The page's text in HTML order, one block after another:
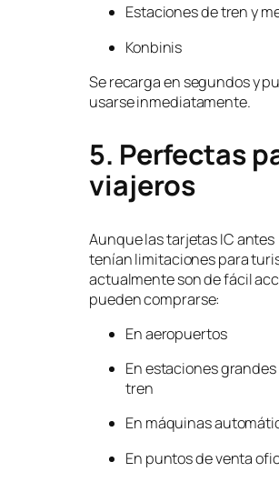
Estaciones de tren y
Konbinis
Se recarga en segundos y
usarse inmediatamente.
5. Perfectas
viajeros
Aunque las tarjetas IC antes
tenían limitaciones para
actualmente son de fácil
pueden comprarse:
En aeropuertos
En estaciones
tren
En máquinas
En puntos de venta